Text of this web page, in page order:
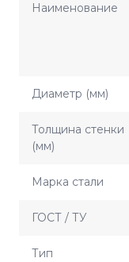
Наименование
Диаметр (мм)
Толщина стенки
(мм)
Марка стали
ГОСТ / ТУ
Тип